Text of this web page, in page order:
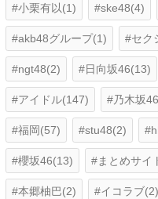
小栗有以(1) ske48(4)
akb48グループ(1) セク
ngt48(2) 日向坂46(13)
アイドル(147) 乃木坂
福岡(57) stu48(2)
櫻坂46(13) まとめサイ
本郷柚巴(2) イコラブ(2)